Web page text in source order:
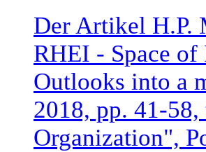
Der Artikel H.P.
RHEI - Space
Outlooks into a
2018, pp. 41-
Organization",